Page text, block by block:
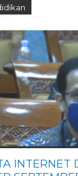
INTERNET